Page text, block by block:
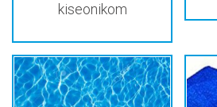
kiseonikom